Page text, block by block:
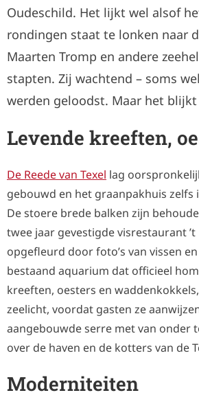
Oudeschild. Het lijkt wel alsof
rondingen staat te lonken naar
Maarten Tromp en andere
stapten. Zij wachtend – soms
werden geloodst. Maar het
Levende kreeften,
De Reede van Texel lag
gebouwd en het graanpakhuis zelfs
De stoere brede balken zijn
twee jaar gevestigde visrestaurant
opgefleurd door foto’s van vissen
bestaand aquarium dat officieel
kreeften, oesters en
zeelicht, voordat gasten ze
aangebouwde serre met van onder
over de haven en de kotters van de
Moderniteiten